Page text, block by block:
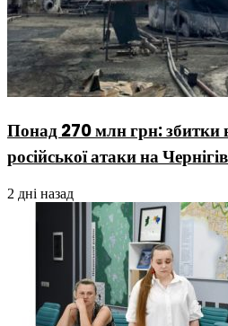
Понад 270 млн грн: збитки
російської атаки на
2 дні назад